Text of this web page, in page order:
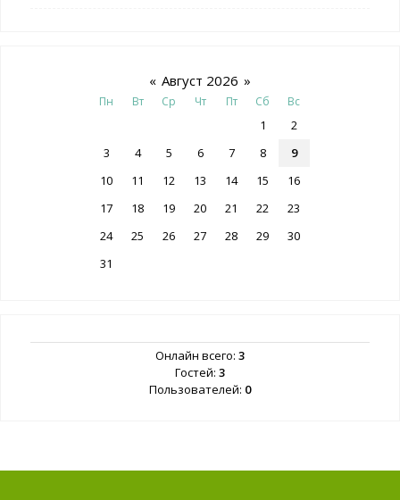
« Август 2026 »
Пн Вт Ср Чт Пт Сб Вс
1
2
3
4 5 6 7 8
9
10
11 12 13 14 15
16
17
18 19 20 21 22
23
24
25 26 27 28 29
30
31
Онлайн всего: 3
Гостей: 3
Пользователей: 0